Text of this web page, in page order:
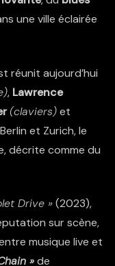
une ville éclairée
réunit aujourd’hui
, Lawrence
(claviers)et
et Zurich, le
décrite comme du
Drive »(2023),
sur scène,
musique live et
»de